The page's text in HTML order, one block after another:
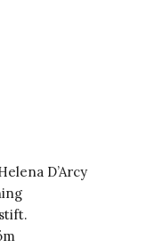
D’Arcy